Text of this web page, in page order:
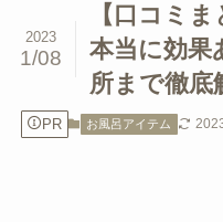
【口コミ
本当に効果
所まで徹底
2023
1/08
PR お風呂アイテム